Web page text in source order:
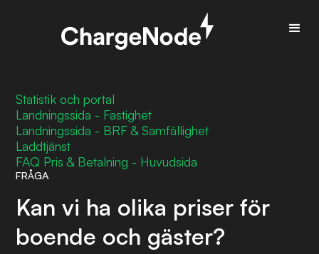
Statistik och portal
Landningssida - Fastighet
Landningssida - BRF & Samfällighet
Laddtjänst
FAQ Pris & Betalning - Huvudsida
FRÅGA
Kan vi ha olika priser för
boende och gäster?